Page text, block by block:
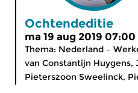
Ochtendeditie
ma 19 aug 2019
Thema: Nederland –
van Constantijn Huygens,
Pieterszoon Sweelinck,